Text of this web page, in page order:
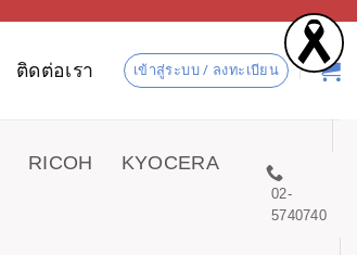
ติดต่อเรา เข้าสู่ระบบ / ลงทะเบียน
RICOH KYOCERA
02-
5740740